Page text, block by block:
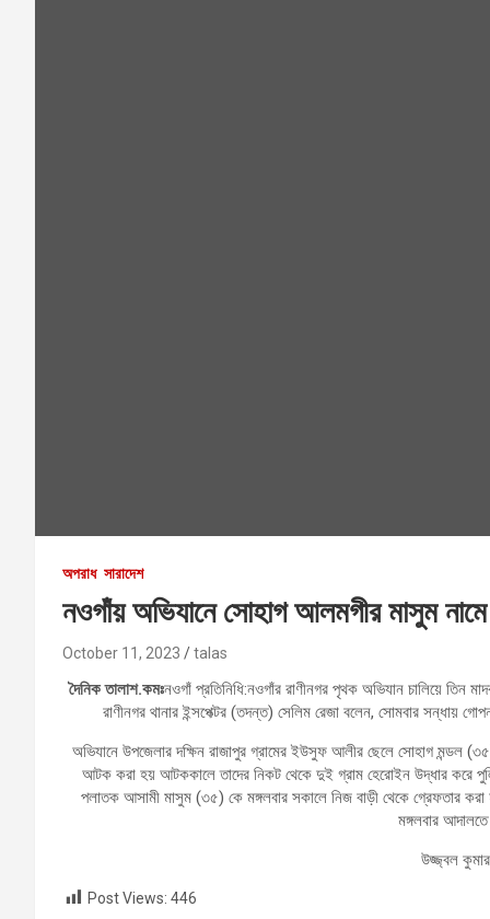
অপরাধ সারাদেশ
নওগাঁয় অভিযানে সোহাগ আলমগীর মাসুম
October 11, 2023 talas
দৈনিক তালাশ.কমঃনওগাঁ প্রতিনিধি:নওগাঁর রাণীনগর পৃথক অভিযান চালিয়ে তিন
রাণীনগর থানার ইন্সপেক্টর (তদন্ত) সেলিম রেজা বলেন, সোমবার সন্ধায়
অভিযানে উপজেলার দক্ষিন রাজাপুর গ্রামের ইউসুফ আলীর ছেলে সোহাগ
আটক করা হয় আটককালে তাদের নিকট থেকে দুই গ্রাম হেরোইন উদ্ধার করে
পলাতক আসামী মাসুম (৩৫) কে মঙ্গলবার সকালে নিজ বাড়ী থেকে গ্রেফতার
মঙ্গলবার
উজ্জ্বল
Post Views: 446